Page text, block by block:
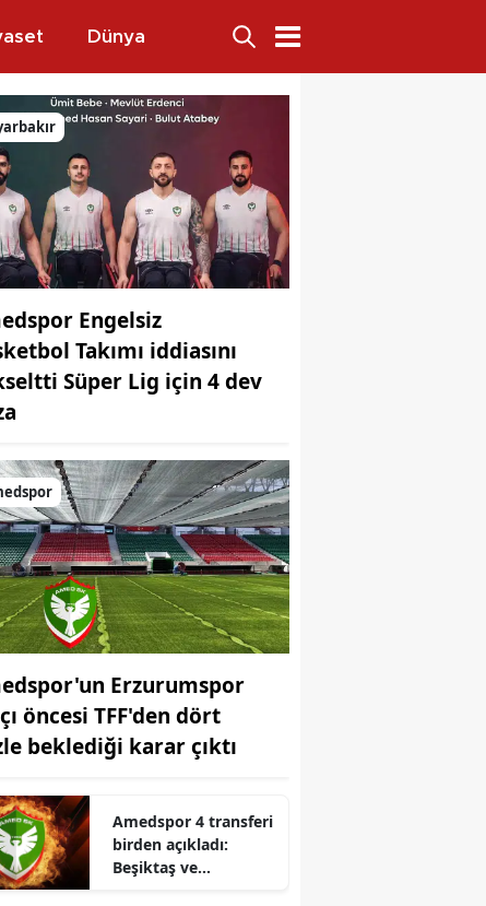
Dünya
anlatıldı
Engelsiz
Takımı iddiasını
Süper Lig için 4 dev
Erzurumspor
öncesi TFF'den dört
beklediği karar çıktı
Amedspor 4 transferi
birden açıkladı:
Beşiktaş ve